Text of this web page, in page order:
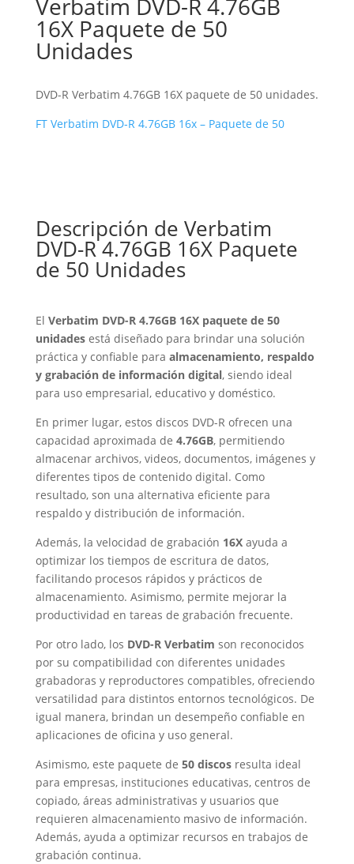
Verbatim DVD-R 4.76GB
16X Paquete de 50
Unidades
DVD-R Verbatim 4.76GB 16X paquete de 50 unidades.
FT Verbatim DVD‑R 4.76GB 16x – Paquete de 50
Descripción de Verbatim
DVD-R 4.76GB 16X Paquete
de 50 Unidades
El Verbatim DVD-R 4.76GB 16X paquete de 50
unidadesestá diseñado para brindar una solución
práctica y confiable para almacenamiento, respaldo
y grabación de información digital, siendo ideal
para uso empresarial, educativo y doméstico.
En primer lugar, estos discos DVD-R ofrecen una
capacidad aproximada de 4.76GB, permitiendo
almacenar archivos, videos, documentos, imágenes y
diferentes tipos de contenido digital. Como
resultado, son una alternativa eficiente para
respaldo y distribución de información.
Además, la velocidad de grabación 16Xayuda a
optimizar los tiempos de escritura de datos,
facilitando procesos rápidos y prácticos de
almacenamiento. Asimismo, permite mejorar la
productividad en tareas de grabación frecuente.
Por otro lado, los DVD-R Verbatim son reconocidos
por su compatibilidad con diferentes unidades
grabadoras y reproductores compatibles, ofreciendo
versatilidad para distintos entornos tecnológicos. De
igual manera, brindan un desempeño confiable en
aplicaciones de oficina y uso general.
Asimismo, este paquete de 50 discosresulta ideal
para empresas, instituciones educativas, centros de
copiado, áreas administrativas y usuarios que
requieren almacenamiento masivo de información.
Además, ayuda a optimizar recursos en trabajos de
grabación continua.